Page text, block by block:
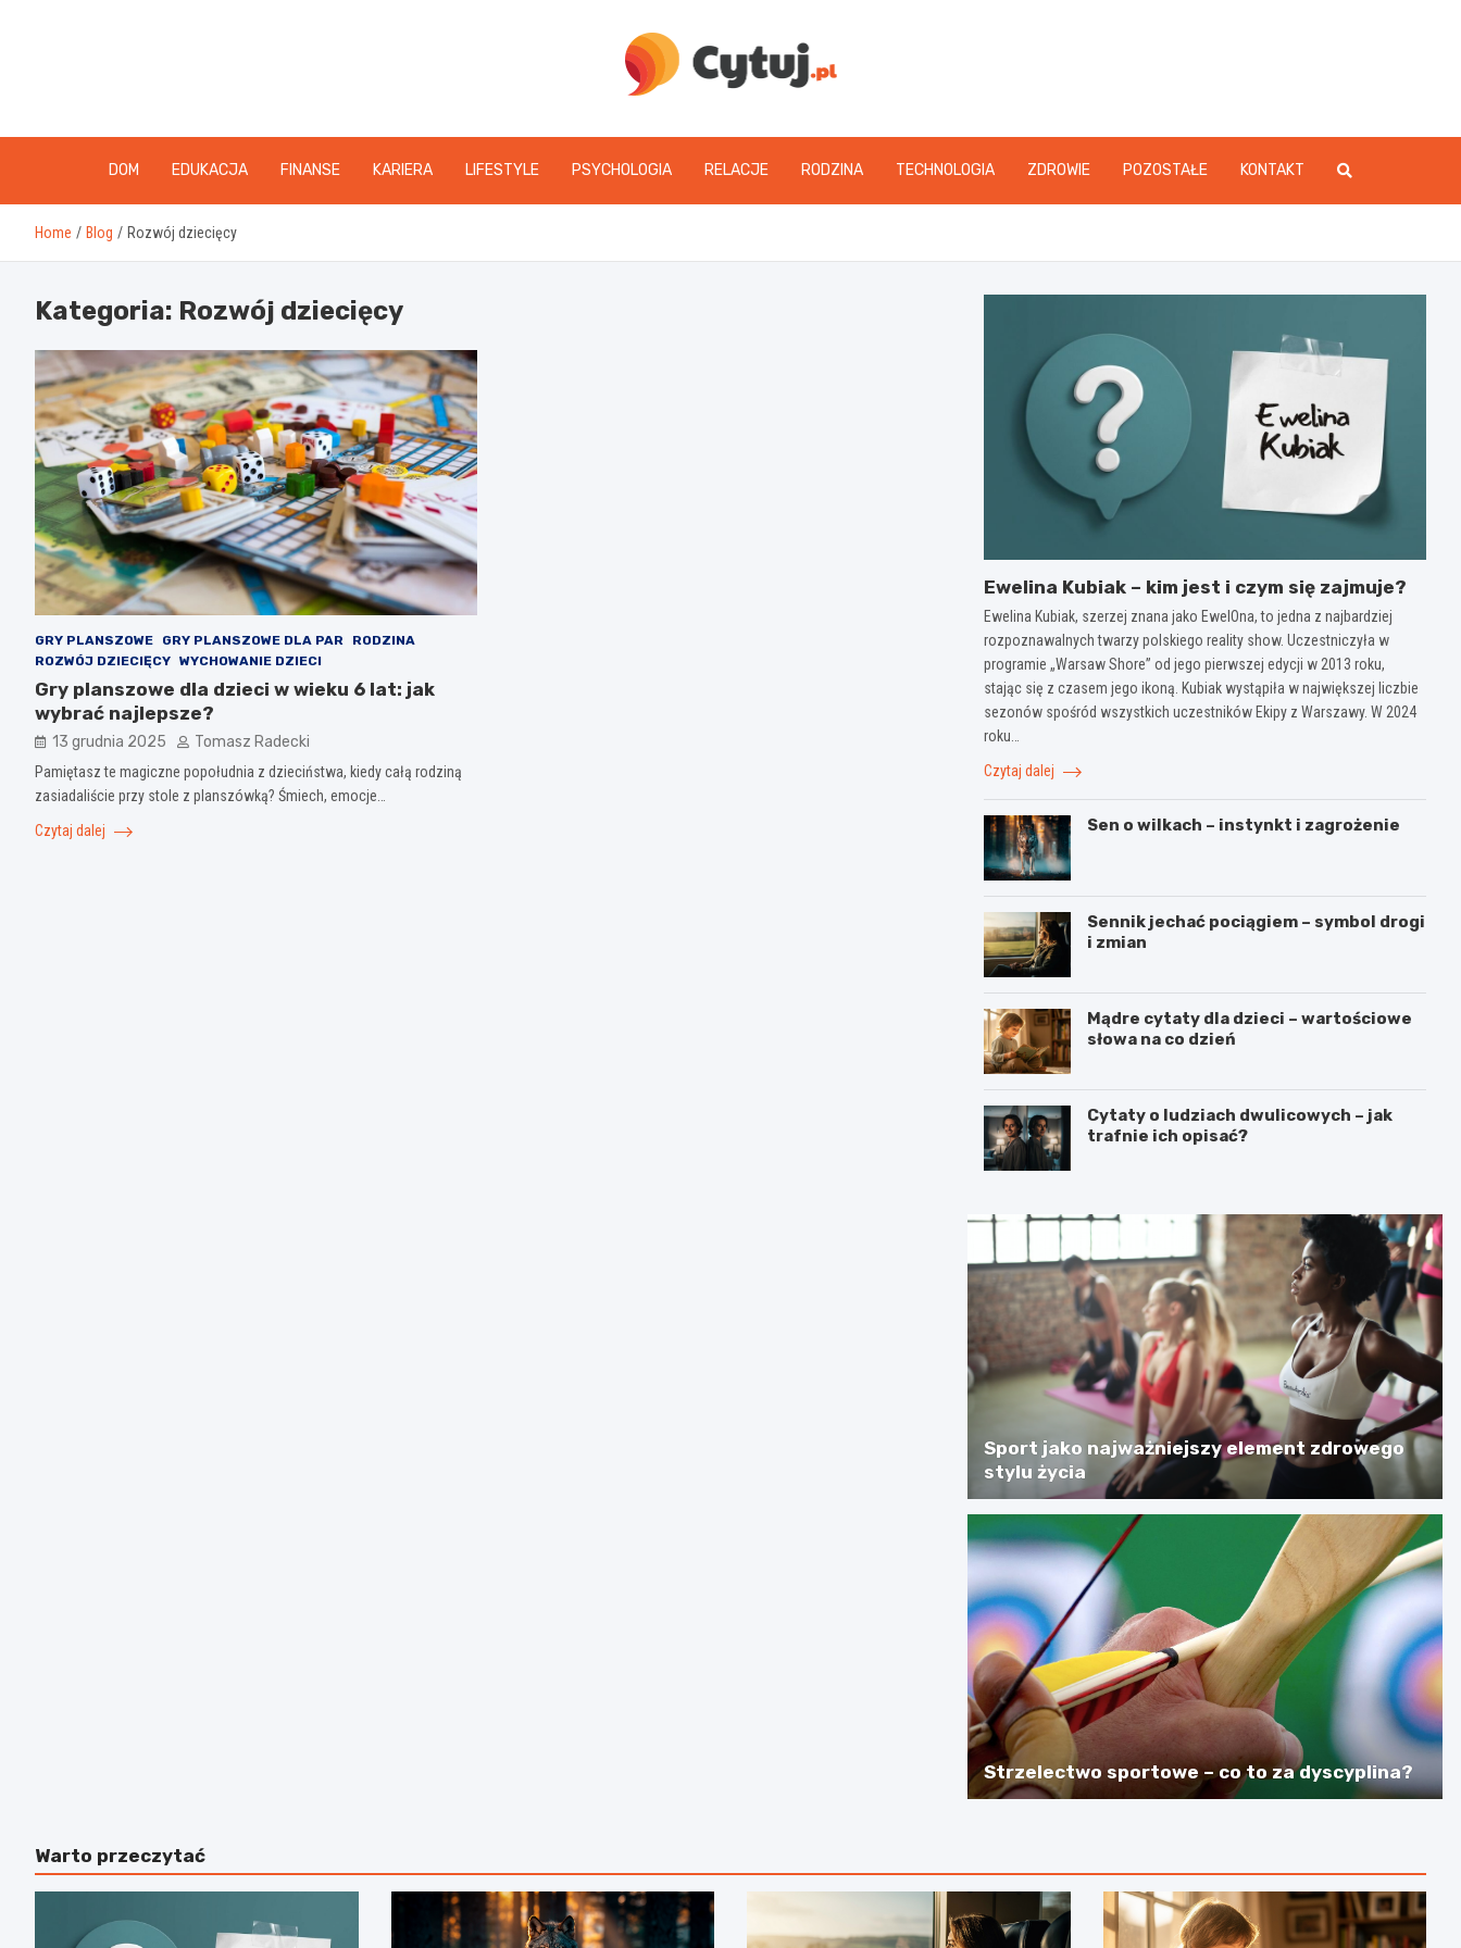
www.cytuj.pl
DOM EDUKACJA FINANSE KARIERA LIFESTYLE PSYCHOLOGIA RELACJE RODZINA TECHNOLOGIA ZDROWIE POZOSTAŁE KONTAKT
Home Blog Rozwój dziecięcy
Kategoria: Rozwój dziecięcy
GRY PLANSZOWE GRY PLANSZOWE DLA PAR
RODZINA
ROZWÓJ DZIECIĘCY WYCHOWANIE DZIECI
Gry planszowe dla dzieci w wieku 6 lat: jak
wybrać najlepsze?
13 grudnia 2025 Tomasz Radecki
Pamiętasz te magiczne popołudnia z dzieciństwa, kiedy całą rodziną
zasiadaliście przy stole z planszówką? Śmiech, emocje…
Czytaj dalej
Ewelina Kubiak – kim jest i czym się zajmuje?
Ewelina Kubiak, szerzej znana jako EwelOna, to jedna z najbardziej
rozpoznawalnych twarzy polskiego reality show. Uczestniczyła w
programie „Warsaw Shore” od jego pierwszej edycji w 2013 roku,
stając się z czasem jego ikoną. Kubiak wystąpiła w największej liczbie
sezonów spośród wszystkich uczestników Ekipy z Warszawy. W 2024
roku…
Czytaj dalej
Sen o wilkach – instynkt i zagrożenie
Sennik jechać pociągiem – symbol drogi
i zmian
Mądre cytaty dla dzieci – wartościowe
słowa na co dzień
Cytaty o ludziach dwulicowych – jak
trafnie ich opisać?
Sport jako najważniejszy element zdrowego
stylu życia
Strzelectwo sportowe – co to za dyscyplina?
Warto przeczytać